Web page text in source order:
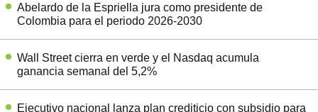
Abelardo de la Espriella jura como presidente de
Colombia para el periodo 2026-2030
Wall Street cierra en verde y el Nasdaq acumula
ganancia semanal del 5,2%
Ejecutivo nacional lanza plan crediticio con subsidio para